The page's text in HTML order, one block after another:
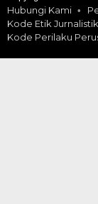
Hubungi Kami
Kode Etik Jurnalistik
Kode Perilaku